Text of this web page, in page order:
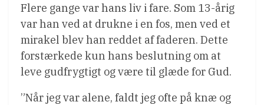
Flere gange var hans liv i fare. Som 13-årig
var han ved at drukne i en fos, men ved et
mirakel blev han reddet af faderen. Dette
forstærkede kun hans beslutning om at
leve gudfrygtigt og være til glæde for Gud.
”Når jeg var alene, faldt jeg ofte på knæ og